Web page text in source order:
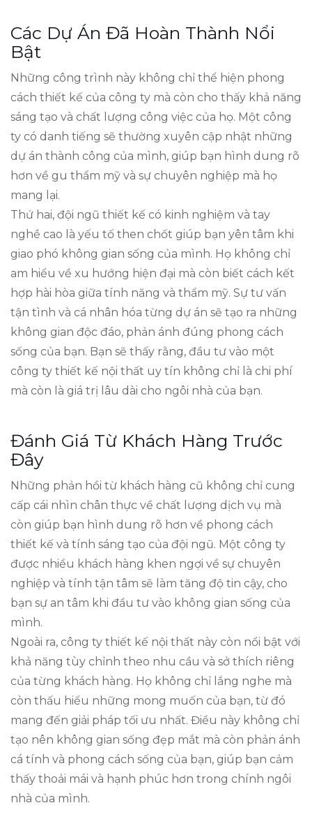
Các Dự Án Đã Hoàn Thành Nổi
Bật
Những công trình này không chỉ thể hiện phong
cách thiết kế của công ty mà còn cho thấy khả năng
sáng tạo và chất lượng công việc của họ. Một công
ty có danh tiếng sẽ thường xuyên cập nhật những
dự án thành công của mình, giúp bạn hình dung rõ
hơn về gu thẩm mỹ và sự chuyên nghiệp mà họ
mang lại.
Thứ hai, đội ngũ thiết kế có kinh nghiệm và tay
nghề cao là yếu tố then chốt giúp bạn yên tâm khi
giao phó không gian sống của mình. Họ không chỉ
am hiểu về xu hướng hiện đại mà còn biết cách kết
hợp hài hòa giữa tính năng và thẩm mỹ. Sự tư vấn
tận tình và cá nhân hóa từng dự án sẽ tạo ra những
không gian độc đáo, phản ánh đúng phong cách
sống của bạn. Bạn sẽ thấy rằng, đầu tư vào một
công ty thiết kế nội thất uy tín không chỉ là chi phí
mà còn là giá trị lâu dài cho ngôi nhà của bạn.
Đánh Giá Từ Khách Hàng Trước
Đây
Những phản hồi từ khách hàng cũ không chỉ cung
cấp cái nhìn chân thực về chất lượng dịch vụ mà
còn giúp bạn hình dung rõ hơn về phong cách
thiết kế và tính sáng tạo của đội ngũ. Một công ty
được nhiều khách hàng khen ngợi về sự chuyên
nghiệp và tính tận tâm sẽ làm tăng độ tin cậy, cho
bạn sự an tâm khi đầu tư vào không gian sống của
mình.
Ngoài ra, công ty thiết kế nội thất này còn nổi bật với
khả năng tùy chỉnh theo nhu cầu và sở thích riêng
của từng khách hàng. Họ không chỉ lắng nghe mà
còn thấu hiểu những mong muốn của bạn, từ đó
mang đến giải pháp tối ưu nhất. Điều này không chỉ
tạo nên không gian sống đẹp mắt mà còn phản ánh
cá tính và phong cách sống của bạn, giúp bạn cảm
thấy thoải mái và hạnh phúc hơn trong chính ngôi
nhà của mình.